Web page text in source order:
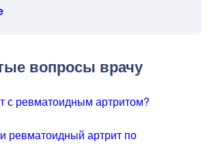
вопросы врачу
с ревматоидным артритом?
ревматоидный артрит по